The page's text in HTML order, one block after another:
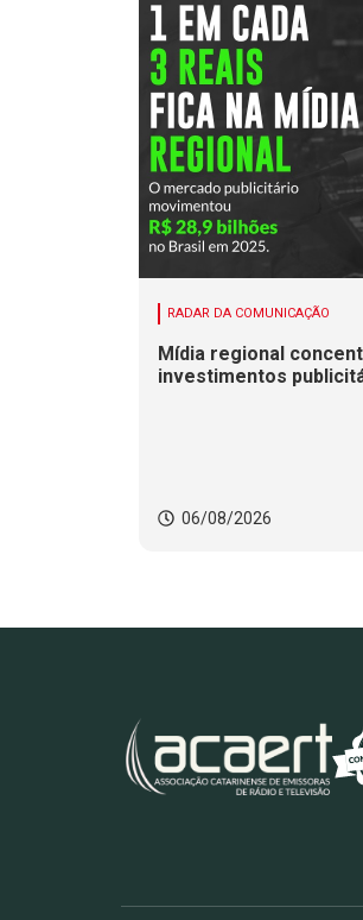
RADAR DA COMUNICAÇÃO
Mídia regional
investimentos
06/08/2026